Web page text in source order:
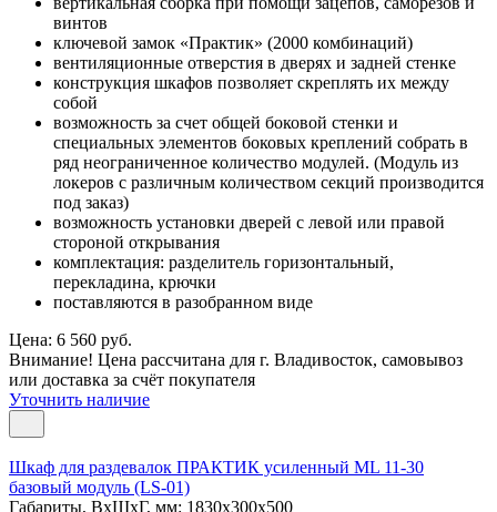
винтов
ключевой замок «Практик» (2000 комбинаций)
вентиляционные отверстия в дверях и задней стенке
конструкция шкафов позволяет скреплять их между
собой
возможность за счет общей боковой стенки и
специальных элементов боковых креплений собрать в
ряд неограниченное количество модулей. (Модуль из
локеров с различным количеством секций производится
под заказ)
возможность установки дверей с левой или правой
стороной открывания
комплектация: разделитель горизонтальный,
перекладина, крючки
поставляются в разобранном виде
Цена: 6 560 руб.
Внимание! Цена рассчитана для г. Владивосток, самовывоз
или доставка за счёт покупателя
Уточнить наличие
Шкаф для раздевалок ПРАКТИК усиленный ML 11-30
базовый модуль (LS-01)
Габариты, ВxШxГ, мм: 1830x300x500